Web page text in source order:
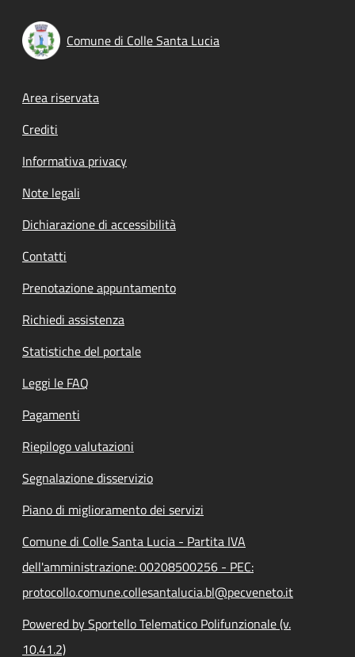
Comune di Colle Santa Lucia
Footer menu
Area riservata
Crediti
Informativa privacy
Note legali
Dichiarazione di accessibilità
Contatti
Prenotazione appuntamento
Richiedi assistenza
Statistiche del portale
Leggi le FAQ
Pagamenti
Riepilogo valutazioni
Segnalazione disservizio
Piano di miglioramento dei servizi
Comune di Colle Santa Lucia - Partita IVA
dell'amministrazione: 00208500256 - PEC:
protocollo.comune.collesantalucia.bl@pecveneto.it
Powered by Sportello Telematico Polifunzionale (v.
10.41.2)